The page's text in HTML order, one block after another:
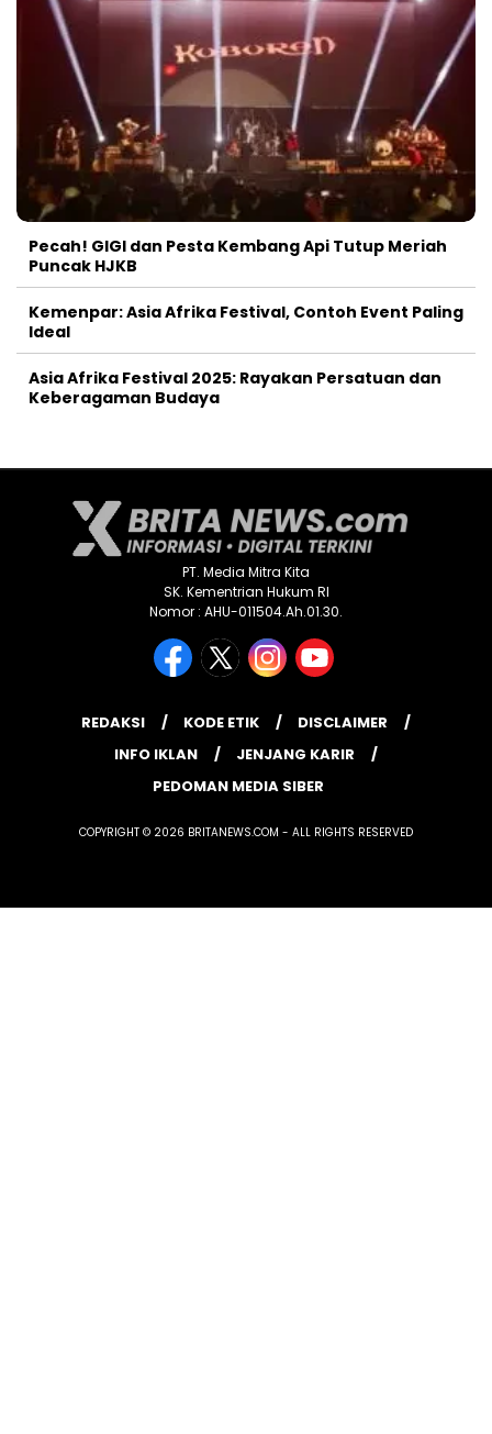
Pecah! GIGI dan Pesta Kembang Api Tutup Meriah
Puncak HJKB
Kemenpar: Asia Afrika Festival, Contoh Event Paling
Ideal
Asia Afrika Festival 2025: Rayakan Persatuan dan
Keberagaman Budaya
PT. Media Mitra Kita
SK. Kementrian Hukum RI
Nomor : AHU-011504.Ah.01.30.
REDAKSI KODE ETIK
DISCLAIMER
INFO IKLAN
JENJANG KARIR
PEDOMAN MEDIA SIBER
COPYRIGHT © 2026 BRITANEWS.COM - ALL RIGHTS RESERVED